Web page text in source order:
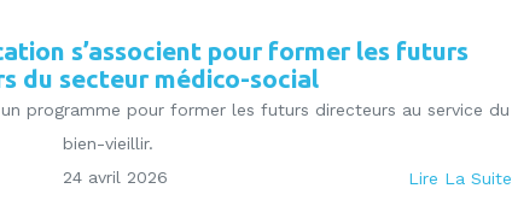
s’associent pour former les futurs
du secteur médico-social
programme pour former les futurs directeurs au service du
bien-vieillir.
24 avril 2026 Lire La Suite